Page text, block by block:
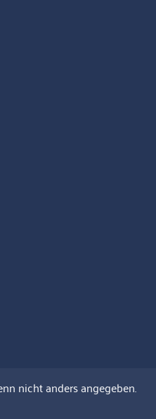
nicht anders angegeben.